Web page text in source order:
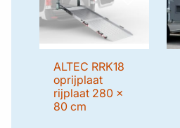
ALTEC RRK18
oprijplaat
rijplaat 280 x
80 cm